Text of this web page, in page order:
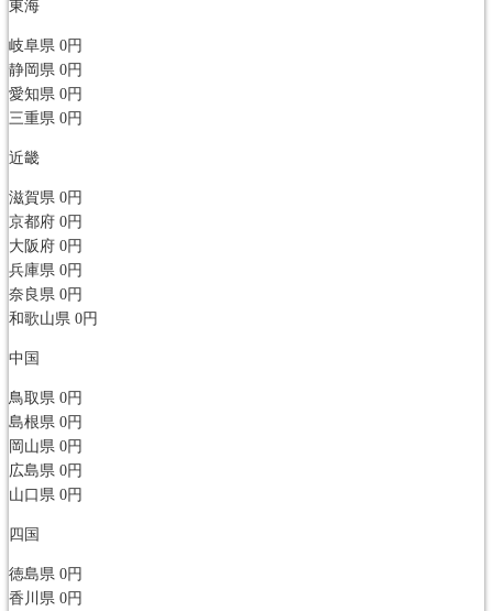
東海
岐阜県 0円
静岡県 0円
愛知県 0円
三重県 0円
近畿
滋賀県 0円
京都府 0円
大阪府 0円
兵庫県 0円
奈良県 0円
和歌山県 0円
中国
鳥取県 0円
島根県 0円
岡山県 0円
広島県 0円
山口県 0円
四国
徳島県 0円
香川県 0円